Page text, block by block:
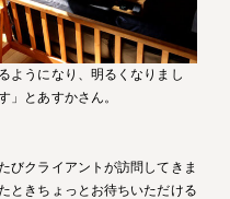
ようになり、明るくなりまし
」とあすかさん。
びクライアントが訪問してきま
ときちょっとお待ちいただける